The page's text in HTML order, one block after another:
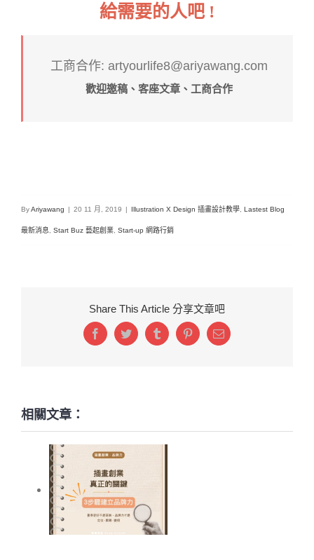
給需要的人吧 !
工商合作: artyourlife8@ariyawang.com
歡迎邀稿、客座文章、工商合作
ByAriyawang | 20 11 月, 2019 | Illustration X Design 插畫設計教學 Lastest Blog
最新消息 Start Buz 藝起創業 Start-up 網路行銷
Share This Article 分享文章吧
FacebookTwitterTumblrPinterestEmail:
相關文章：
插畫創業真正的關
鍵，3步驟建立你的
品牌力